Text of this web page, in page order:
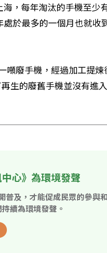
，每年淘汰的手機至少
於最多的一個月也就收
噸廢手機，經過加工提煉
生的廢舊手機並沒有進
心》為環境發聲
普及，才能促成民眾的參與
續為環境發聲。